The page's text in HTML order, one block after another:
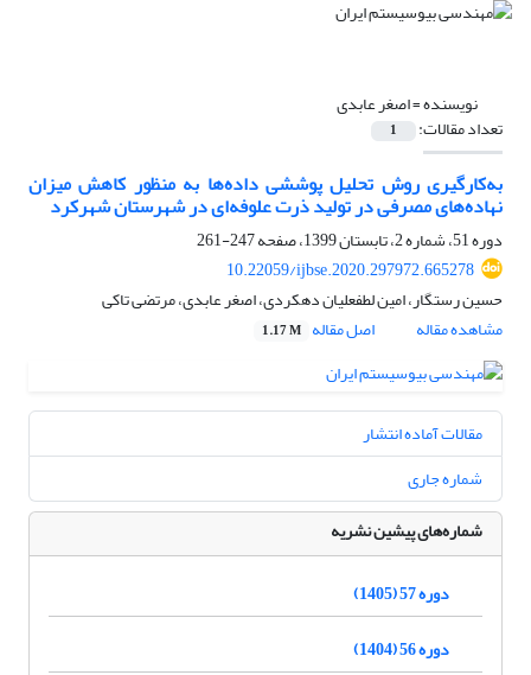
نویسنده =اصغر عابدی
تعداد مقالات: 1
به‌کارگیری روش تحلیل پوششی داده‌ها به منظور کاهش میزان
نهاده‌های مصرفی در تولید ذرت علوفه‌ای در شهرستان شهرکرد
دوره 51، شماره 2، تابستان 1399، صفحه
247-261
10.22059/ijbse.2020.297972.665278
حسین رستگار، امین لطفعلیان دهکردی، اصغر عابدی، مرتضی تاکی
مشاهده مقاله
اصل مقاله 1.17 M
مقالات آماده انتشار
شماره جاری
شماره‌های پیشین نشریه
دوره 57 (1405)
دوره 56 (1404)